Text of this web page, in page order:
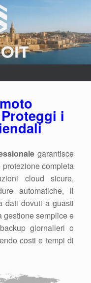
i
garantisce
completa
cloud sicure,
automatiche, il
dati dovuti a guasti
gestione semplice e
giornalieri o
costi e tempi di